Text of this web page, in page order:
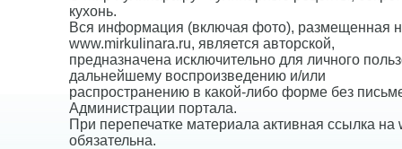
кухонь.
Вся информация (включая фото), размещенная
www.mirkulinara.ru, является авторской,
предназначена исключительно для личного
дальнейшему воспроизведению и/или
распространению в какой-либо форме без
Администрации портала.
При перепечатке материала активная ссылка на
обязательна.